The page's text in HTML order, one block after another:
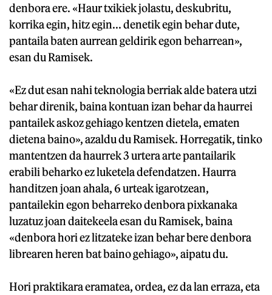
denbora ere. «Haur txikiek jolastu, deskubritu,
korrika egin, hitz egin... denetik egin behar dute,
pantaila baten aurrean geldirik egon beharrean»,
esan du Ramisek.
«Ez dut esan nahi teknologia berriak alde batera utzi
behar direnik, baina kontuan izan behar da haurrei
pantailek askoz gehiago kentzen dietela, ematen
dietena baino», azaldu du Ramisek. Horregatik, tinko
mantentzen da haurrek 3 urtera arte pantailarik
erabili beharko ez luketela defendatzen. Haurra
handitzen joan ahala, 6 urteak igarotzean,
pantailekin egon beharreko denbora pixkanaka
luzatuz joan daitekeela esan du Ramisek, baina
«denbora hori ez litzateke izan behar bere denbora
librearen heren bat baino gehiago», aipatu du.
Hori praktikara eramatea, ordea, ez da lan erraza, eta